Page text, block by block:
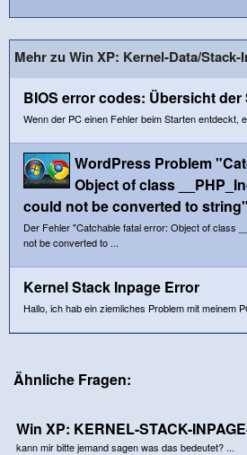
Mehr zu Win XP: Kernel-Data/
BIOS error codes: Übersicht
Wenn der PC einen Fehler beim Starten entdeckt,
WordPress Problem
Object of class
could not be converted to string"
Der Fehler "Catchable fatal error: Object of class
not be converted to ...
Kernel Stack Inpage Error
Hallo, ich hab ein ziemliches Problem mit meinem
Ähnliche Fragen:
Win XP: KERNEL-STACK-
kann mir bitte jemand sagen was das bedeutet? ...